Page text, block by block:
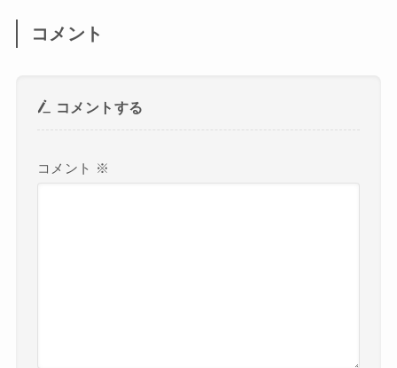
コメント
コメントする
コメント ※